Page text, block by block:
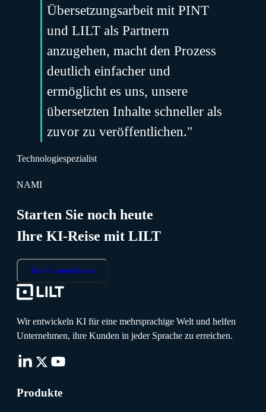
Übersetzungsarbeit mit PINT
und LILT als Partnern
anzugehen, macht den Prozess
deutlich einfacher und
ermöglicht es uns, unsere
übersetzten Inhalte schneller als
zuvor zu veröffentlichen."
Technologiespezialist
NAMI
Starten Sie noch heute
Ihre KI-Reise mit LILT
Termin vereinbaren
Wir entwickeln KI für eine mehrsprachige Welt und helfen
Unternehmen, ihre Kunden in jeder Sprache zu erreichen.
Produkte